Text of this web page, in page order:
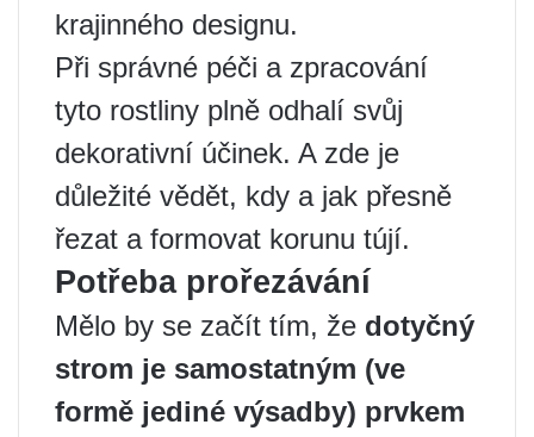
krajinného designu.
Při správné péči a zpracování
tyto rostliny plně odhalí svůj
dekorativní účinek. A zde je
důležité vědět, kdy a jak přesně
řezat a formovat korunu tújí.
Potřeba prořezávání
Mělo by se začít tím, že dotyčný
strom je samostatným (ve
formě jediné výsadby) prvkem